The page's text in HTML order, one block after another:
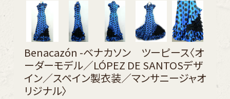
Benacazón -ベナカソン ツーピース〈オ
ーダーモデル／LÓPEZ DE SANTOSデザ
イン／スペイン製衣装／マンサニージャオ
リジナル〉